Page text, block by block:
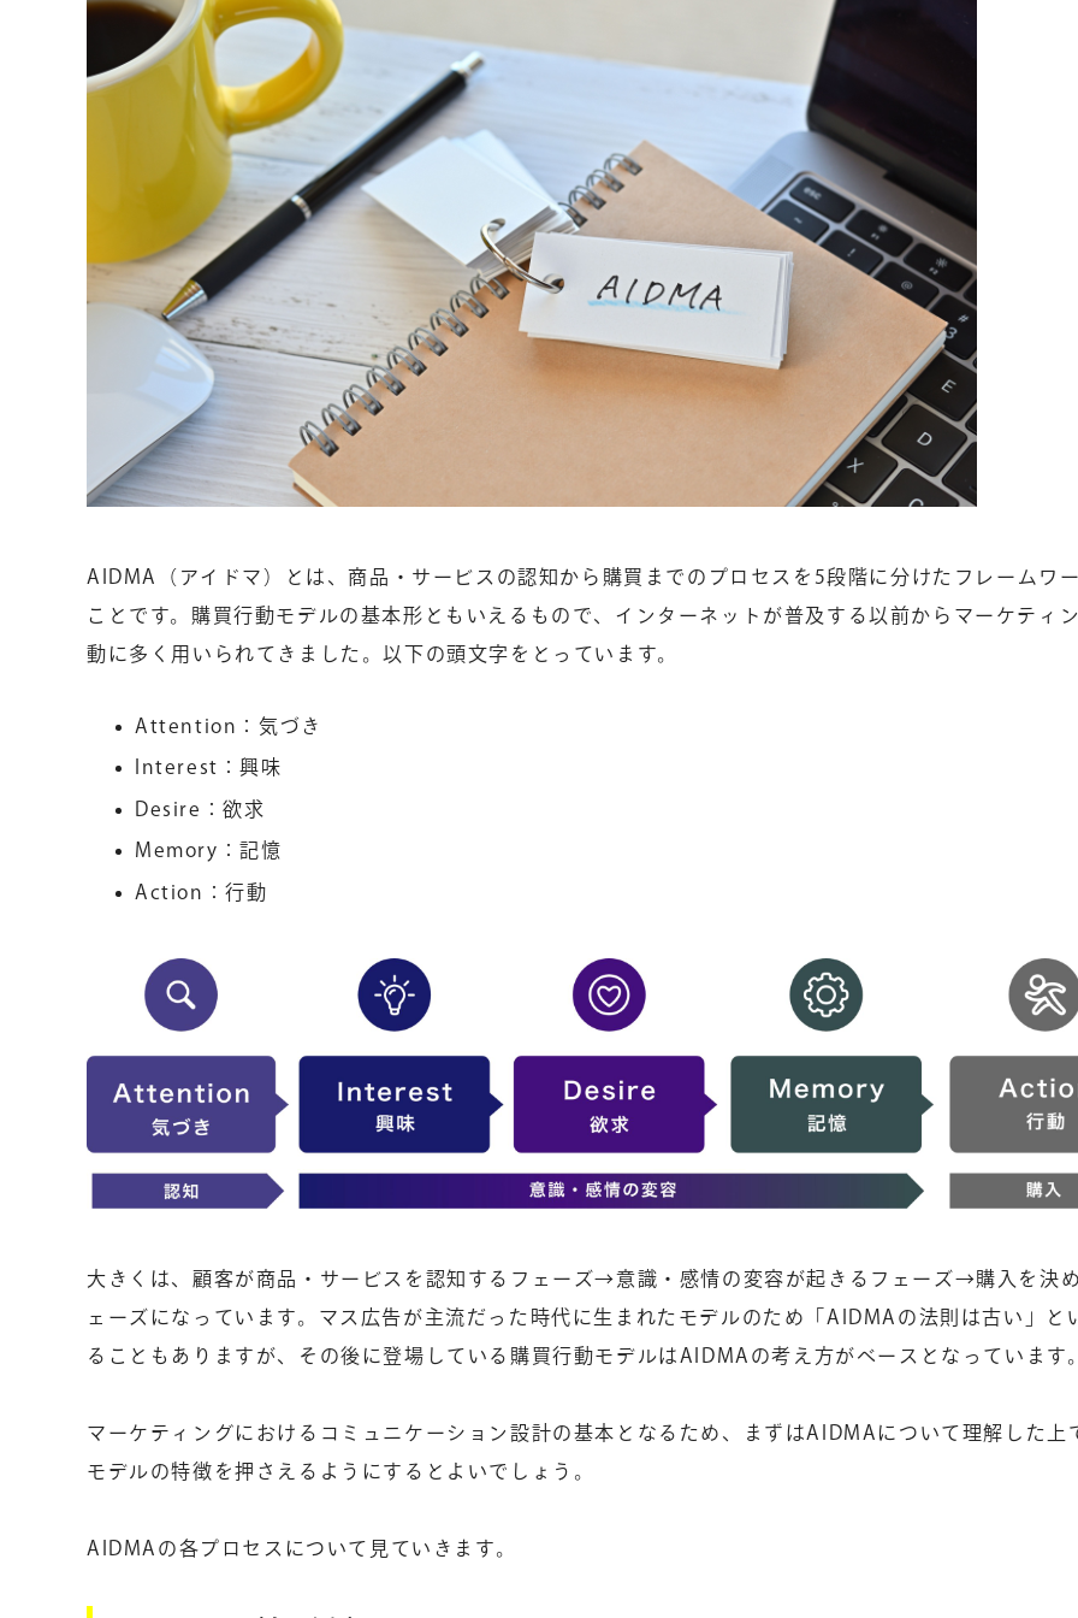
AIDMA（アイドマ）とは、商品・サービスの認知から購買までのプロセスを5段階に分けたフレームワ
ことです。購買行動モデルの基本形ともいえるもので、インターネットが普及する以前からマーケティ
動に多く用いられてきました。以下の頭文字をとっています。
Attention：気づき
Interest：興味
Desire：欲求
Memory：記憶
Action：行動
大きくは、顧客が商品・サービスを認知するフェーズ→意識・感情の変容が起きるフェーズ→購入を決
ェーズになっています。マス広告が主流だった時代に生まれたモデルのため「AIDMAの法則は古い」と
ることもありますが、その後に登場している購買行動モデルはAIDMAの考え方がベースとなっています。
マーケティングにおけるコミュニケーション設計の基本となるため、まずはAIDMAについて理解した上
モデルの特徴を押さえるようにするとよいでしょう。
AIDMAの各プロセスについて見ていきます。